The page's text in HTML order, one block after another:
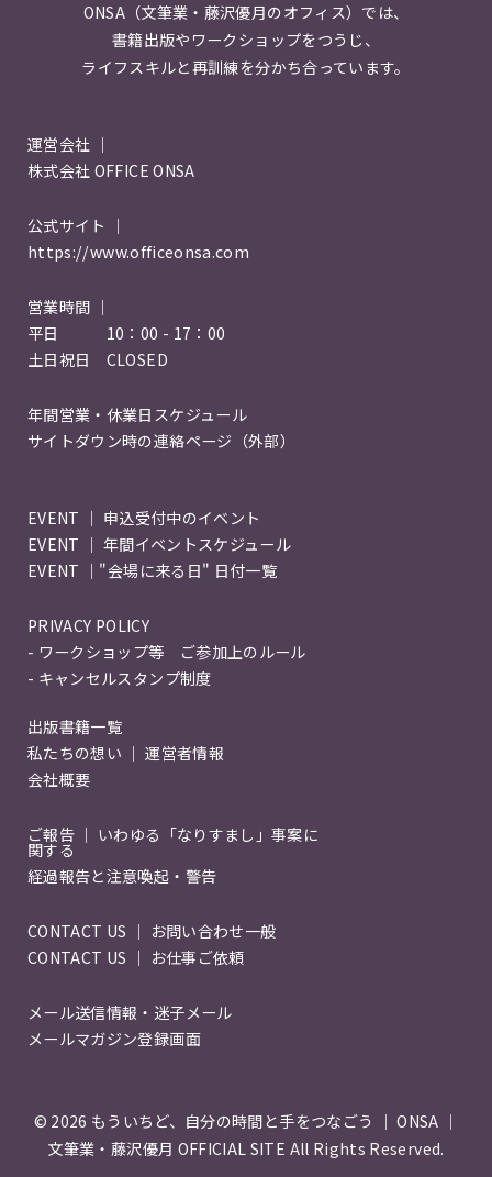
ONSA（文筆業・藤沢優月のオフィス）では、
書籍出版やワークショップをつうじ、
ライフスキルと再訓練を分かち合っています。
運営会社 ｜
株式会社 OFFICE ONSA
公式サイト ｜
https://www.officeonsa.com
営業時間 ｜
平日 10：00 - 17：00
土日祝日 CLOSED
年間営業・休業日スケジュール
サイトダウン時の連絡ページ（外部）
EVENT ｜ 申込受付中のイベント
EVENT ｜ 年間イベントスケジュール
EVENT ｜"会場に来る日" 日付一覧
PRIVACY POLICY
- ワークショップ等 ご参加上のルール
- キャンセルスタンプ制度
出版書籍一覧
私たちの想い ｜ 運営者情報
会社概要
ご報告 ｜ いわゆる「なりすまし」事案に
関する
経過報告と注意喚起・警告
CONTACT US ｜ お問い合わせ一般
CONTACT US ｜ お仕事ご依頼
メール送信情報・迷子メール
メールマガジン登録画面
© 2026 もういちど、自分の時間と手をつなごう ｜ ONSA ｜
文筆業・藤沢優月 OFFICIAL SITE All Rights Reserved.